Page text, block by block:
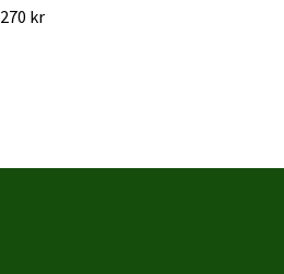
270 kr